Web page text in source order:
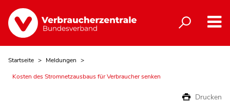
Startseite
Meldungen
Kosten des Stromnetzausbaus für Verbraucher senken
Drucken